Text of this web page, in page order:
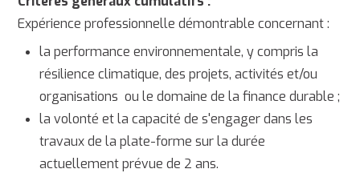
Expérience professionnelle démontrable concernant :
la performance environnementale, y compris la
résilience climatique, des projets, activités et/ou
organisations ou le domaine de la finance durable ;
la volonté et la capacité de s'engager dans les
travaux de la plate-forme sur la durée
actuellement prévue de 2 ans.